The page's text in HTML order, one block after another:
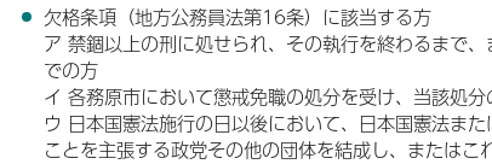
欠格条項（地方公務員法第16条）に該当する方
ア 禁錮以上の刑に処せられ、その執行を終わるまで
での方
イ 各務原市において懲戒免職の処分を受け、当該処
ウ 日本国憲法施行の日以後において、日本国憲法ま
ことを主張する政党その他の団体を結成し、またはこ